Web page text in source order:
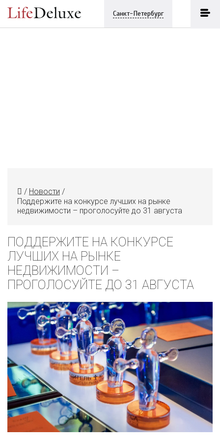
Санкт-Петербург
/ Новости /
Поддержите на конкурсе лучших на рынке
недвижимости – проголосуйте до 31 августа
ПОДДЕРЖИТЕ НА КОНКУРСЕ
ЛУЧШИХ НА РЫНКЕ
НЕДВИЖИМОСТИ –
ПРОГОЛОСУЙТЕ ДО 31 АВГУСТА